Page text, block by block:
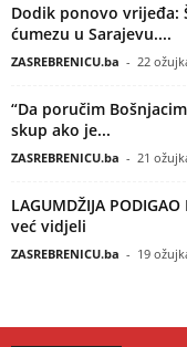
Dodik ponovo vrijeđa:
ćumezu u Sarajevu....
ZASREBRENICU.ba - 22
“Da poručim
skup ako je...
ZASREBRENICU.ba - 21
LAGUMDŽIJA
već vidjeli
ZASREBRENICU.ba - 19